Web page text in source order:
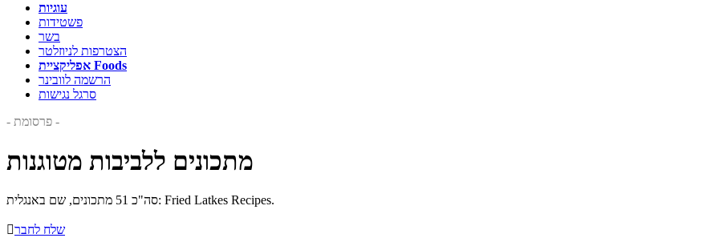
עוגיות
פשטידות
בשר
הצטרפות לניוזלטר
אפליקציית Foods
הרשמה לוובינר
סרגל נגישות
- פרסומת -
מתכונים ללביבות מטוגנות
סה"כ 51 מתכונים, שם באנגלית: Fried Latkes Recipes.
שלח לחבר